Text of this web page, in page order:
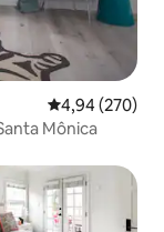
4,94 de uma
4,94 (270)
Mônica